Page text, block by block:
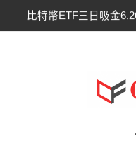
比特幣ETF三日吸金
以太幣區間壓縮！100
比特幣ETF三日吸金
AI（